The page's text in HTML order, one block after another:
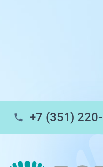
помощь)
Профосмотры,
г. Златоуст, ул.
+7 (351)